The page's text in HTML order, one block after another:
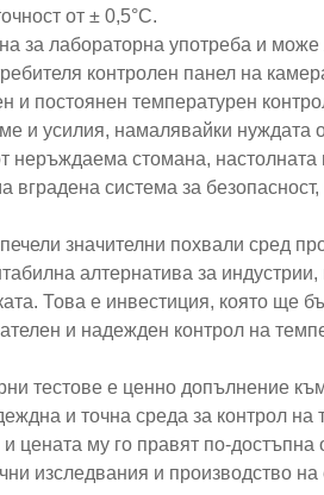
от ± 0,5°C.
за лабораторна употреба и
контролен панел на
и постоянен температурен
и усилия, намалявайки нуждата
неръждаема стомана, настолната
система за
значителни похвали сред
алтернатива за индустрии,
Това е инвестиция, която ще
и надежден контрол на
тестове е ценно допълнение
и точна среда за контрол на
цената му го правят по-достъпна
изследвания и производство